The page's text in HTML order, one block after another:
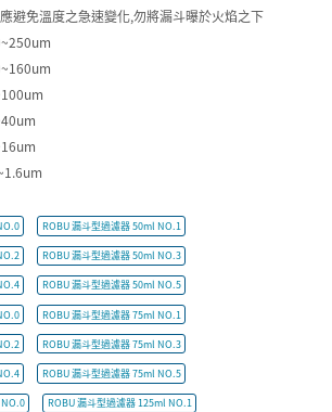
避免溫度之急速變化,勿將漏斗曝於火焰之下
ROBU 漏斗型過濾器 50ml NO.1
ROBU 漏斗型過濾器 50ml NO.3
ROBU 漏斗型過濾器 50ml NO.5
ROBU 漏斗型過濾器 75ml NO.1
ROBU 漏斗型過濾器 75ml NO.3
ROBU 漏斗型過濾器 75ml NO.5
ROBU 漏斗型過濾器 125ml NO.1